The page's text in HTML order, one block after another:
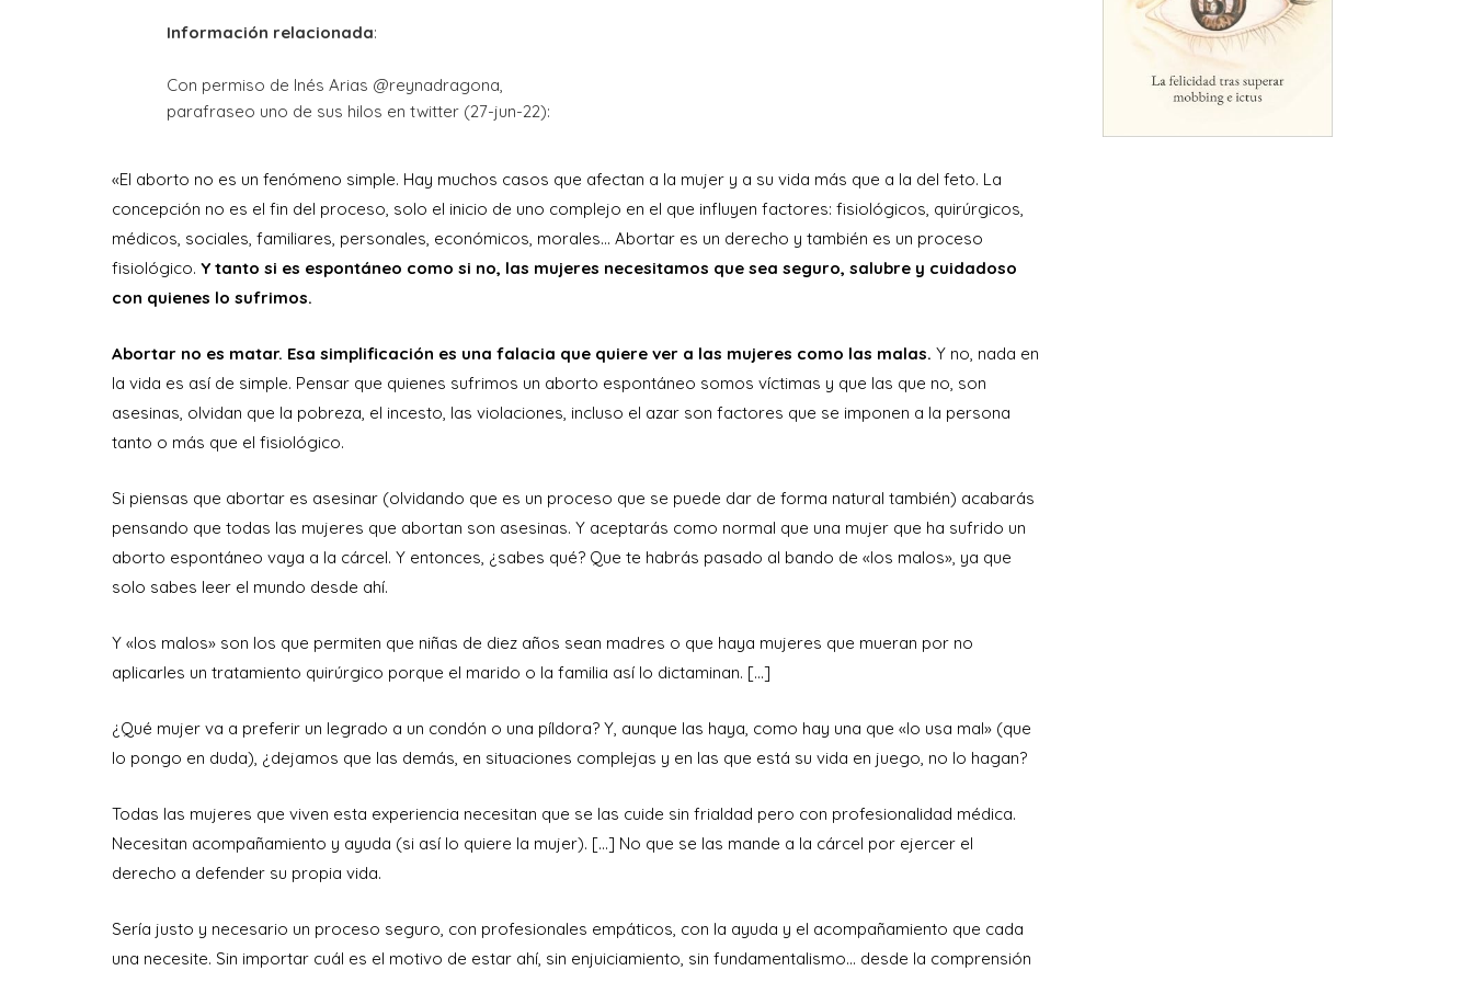
Información relacionada:
Con permiso de Inés Arias @reynadragona,
parafraseo uno de sus hilos en twitter (27-jun-22):
«El aborto no es un fenómeno simple. Hay muchos casos que afectan a la mujer y a su vida más que a la del feto. La
concepción no es el fin del proceso, solo el inicio de uno complejo en el que influyen factores: fisiológicos, quirúrgicos,
médicos, sociales, familiares, personales, económicos, morales… Abortar es un derecho y también es un proceso
fisiológico. Y tanto si es espontáneo como si no, las mujeres necesitamos que sea seguro, salubre y cuidadoso
con quienes lo sufrimos.
Abortar no es matar. Esa simplificación es una falacia que quiere ver a las mujeres como las malas. Y no, nada en
la vida es así de simple. Pensar que quienes sufrimos un aborto espontáneo somos víctimas y que las que no, son
asesinas, olvidan que la pobreza, el incesto, las violaciones, incluso el azar son factores que se imponen a la persona
tanto o más que el fisiológico.
Si piensas que abortar es asesinar (olvidando que es un proceso que se puede dar de forma natural también) acabarás
pensando que todas las mujeres que abortan son asesinas. Y aceptarás como normal que una mujer que ha sufrido un
aborto espontáneo vaya a la cárcel. Y entonces, ¿sabes qué? Que te habrás pasado al bando de «los malos», ya que
solo sabes leer el mundo desde ahí.
Y «los malos» son los que permiten que niñas de diez años sean madres o que haya mujeres que mueran por no
aplicarles un tratamiento quirúrgico porque el marido o la familia así lo dictaminan. […]
¿Qué mujer va a preferir un legrado a un condón o una píldora? Y, aunque las haya, como hay una que «lo usa mal» (que
lo pongo en duda), ¿dejamos que las demás, en situaciones complejas y en las que está su vida en juego, no lo hagan?
Todas las mujeres que viven esta experiencia necesitan que se las cuide sin frialdad pero con profesionalidad médica.
Necesitan acompañamiento y ayuda (si así lo quiere la mujer). […] No que se las mande a la cárcel por ejercer el
derecho a defender su propia vida.
Sería justo y necesario un proceso seguro, con profesionales empáticos, con la ayuda y el acompañamiento que cada
una necesite. Sin importar cuál es el motivo de estar ahí, sin enjuiciamiento, sin fundamentalismo… desde la comprensión